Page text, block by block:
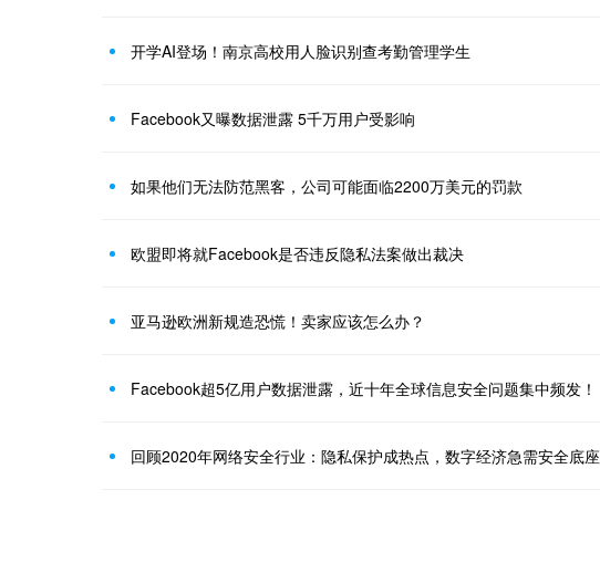
开学AI登场！南京高校用人脸识别查考勤管理学生
Facebook又曝数据泄露 5千万用户受影响
如果他们无法防范黑客，公司可能面临2200万美元的罚款
欧盟即将就Facebook是否违反隐私法案做出裁决
亚马逊欧洲新规造恐慌！卖家应该怎么办？
Facebook超5亿用户数据泄露，近十年全球信息安全问题集中频发！
回顾2020年网络安全行业：隐私保护成热点，数字经济急需安全底座